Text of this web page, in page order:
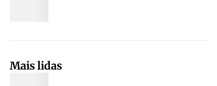
Mais lidas